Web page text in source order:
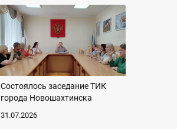
Состоялось заседание ТИК
города Новошахтинска
31.07.2026